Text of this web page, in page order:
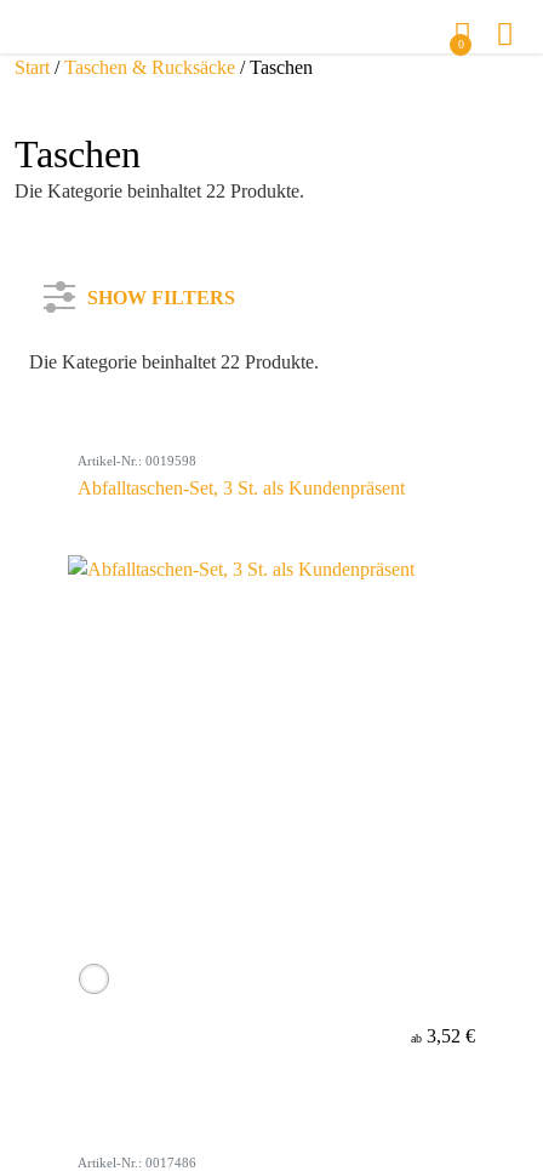
0
Start /Taschen & Rucksäcke / Taschen
Taschen
Die Kategorie beinhaltet 22 Produkte.
SHOW FILTERS
Farbe
Die Kategorie beinhaltet 22 Produkte.
Artikel-Nr.: 0019598
Abfalltaschen-Set, 3 St. als Kundenpräsent
ab 3,52 €
Artikel-Nr.: 0017486